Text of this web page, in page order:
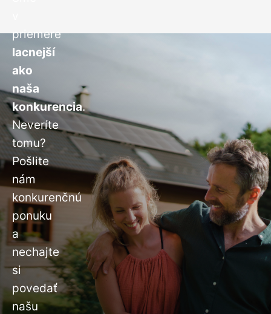
priemere
lacnejší
ako
naša
konkurencia.
Neveríte
tomu?
Pošlite
nám
konkurenčnú
ponuku
a
nechajte
si
povedať
našu